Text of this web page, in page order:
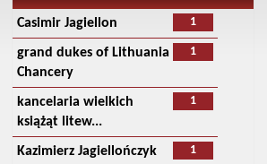
1
Casimir Jagiellon
1
grand dukes of Lithuania
Chancery
1
kancelaria wielkich
książąt litew...
1
Kazimierz Jagiellończyk